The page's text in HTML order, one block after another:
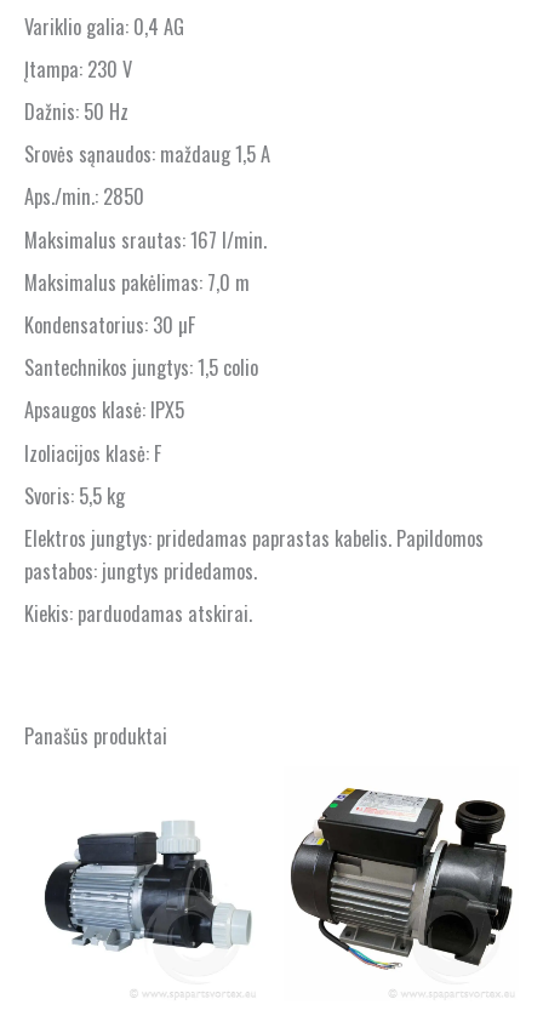
Variklio galia: 0,4 AG
Įtampa: 230 V
Dažnis: 50 Hz
Srovės sąnaudos: maždaug 1,5 A
Aps./min.: 2850
Maksimalus srautas: 167 l/min.
Maksimalus pakėlimas: 7,0 m
Kondensatorius: 30 µF
Santechnikos jungtys: 1,5 colio
Apsaugos klasė: IPX5
Izoliacijos klasė: F
Svoris: 5,5 kg
Elektros jungtys: pridedamas paprastas kabelis. Papildomos
pastabos: jungtys pridedamos.
Kiekis: parduodamas atskirai.
Panašūs produktai